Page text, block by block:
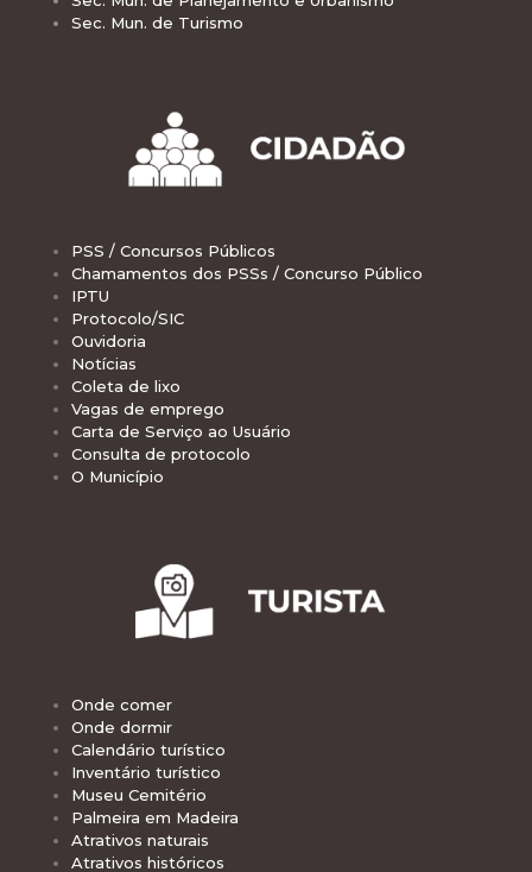
Sec. Mun. de Turismo
PSS / Concursos Públicos
Chamamentos dos PSSs / Concurso Público
IPTU
Protocolo/SIC
Ouvidoria
Notícias
Coleta de lixo
Vagas de emprego
Carta de Serviço ao Usuário
Consulta de protocolo
O Município
Onde comer
Onde dormir
Calendário turístico
Inventário turístico
Museu Cemitério
Palmeira em Madeira
Atrativos naturais
Atrativos históricos